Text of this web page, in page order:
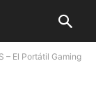
– El Portátil Gaming